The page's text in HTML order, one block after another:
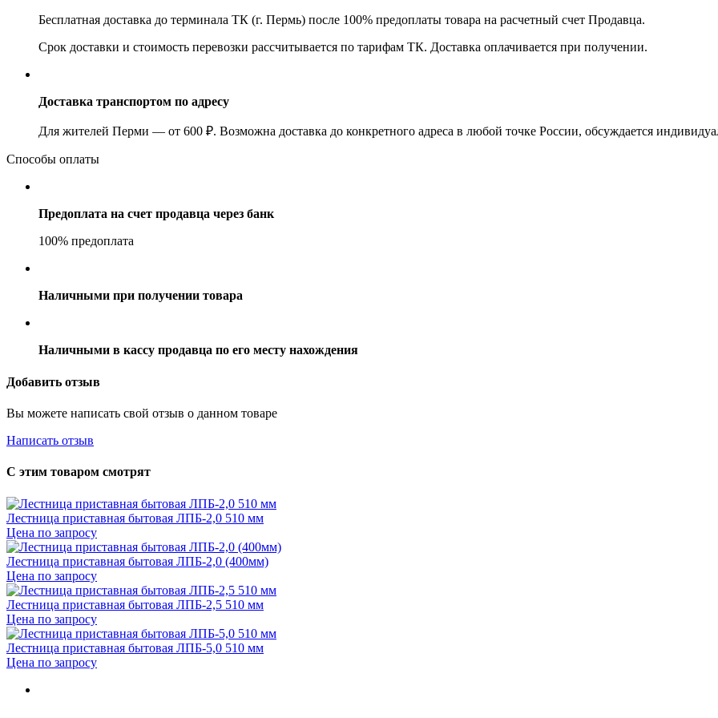
Бесплатная доставка до терминала ТК (г. Пермь) после 100% предоплаты товара на расчетный счет Продавца.
Срок доставки и стоимость перевозки рассчитывается по тарифам ТК. Доставка оплачивается при получении.
Доставка транспортом по адресу
Для жителей Перми — от 600 ₽. Возможна доставка до конкретного адреса в любой точке России, обсуждается
Способы оплаты
Предоплата на счет продавца через банк
100% предоплата
Наличными при получении товара
Наличными в кассу продавца по его месту нахождения
Добавить отзыв
Вы можете написать свой отзыв о данном товаре
Написать отзыв
С этим товаром смотрят
Лестница приставная бытовая ЛПБ-2,0 510 мм
Цена по запросу
Лестница приставная бытовая ЛПБ-2,0 (400мм)
Цена по запросу
Лестница приставная бытовая ЛПБ-2,5 510 мм
Цена по запросу
Лестница приставная бытовая ЛПБ-5,0 510 мм
Цена по запросу